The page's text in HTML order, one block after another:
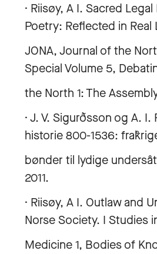
· Riisøy, A I. Sacred
Poetry: Reflected in Real
JONA, Journal of the
Special Volume 5,
the North 1: The
· J. V. Sigurðsson og A. I.
historie 800-1536:
bønder til lydige
2011.
· Riisøy, A I. Outlaw and
Norse Society. I Studies
Medicine 1, Bodies of